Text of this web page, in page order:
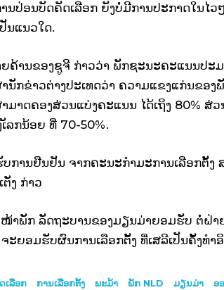
ນປ່ອນບັດຄັດເລືອກ ຍັງບໍ່ມີການປະກາດໃນໄ
ນແນວໃດ.
ຄ້ານຂອງຊູຈີ ກ່າວວ່າ ພັກຊະນະຄະແນນປະມ
ນັກຂ່າວຕ່າງປະເທດວ່າ ຄວາມແຂງແກ່ນຂອ
ມາດຄອງສ່ວນແບ່ງຄະແນນ ໄດ້ເຖິງ 80% ສ່
ກນ້ອຍ ທີ່ 70-50%.
ບການຢືນຢັນ ຈາກຄະນະກຳມະການເລືອກຕັ້
ຕັງ ກ່າວ
າພັກ ລັດຖະບານຂອງມຽນມ່າຍອມຮັບ ຕໍ່ຝ່າ
ະຍອມຮັບຜົນການເລືອກຕັ້ງ ທີ່ເສລີເປັນຄັ້ງທຳ
ເລືອກ ການເລືອກຕັ້ງ ພະມ້າ ພັກ NLD ມຽນມ່າ ອ